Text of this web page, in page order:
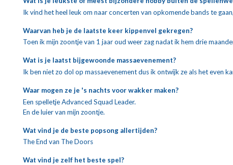
Ik vind het heel leuk om naar concerten van opkomende bands te
Waarvan heb je de laatste keer kippenvel gekregen?
Toen ik mijn zoontje van 1 jaar oud weer zag nadat ik hem drie
Wat is je laatst bijgewoonde massaevenement?
Ik ben niet zo dol op massaevenement dus ik ontwijk ze als het even
Waar mogen ze je 's nachts voor wakker maken?
Een spelletje Advanced Squad Leader.
En de luier van mijn zoontje.
Wat vind je de beste popsong allertijden?
The End van The Doors
Wat vind je zelf het beste spel?